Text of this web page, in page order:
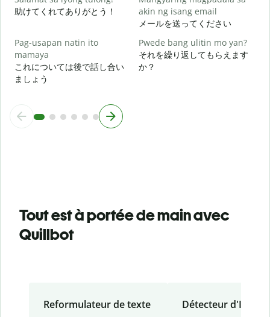
助けてくれてありがとう！
akin ng isang email
メールを送ってください
Pag-usapan natin ito
mamaya
これについては後で話し合い
ましょう
Pwede bang ulitin mo yan?
それを繰り返してもらえます
か？
Tout est à portée de main avec
Quillbot
Reformulateur de texte Détecteur d'IA